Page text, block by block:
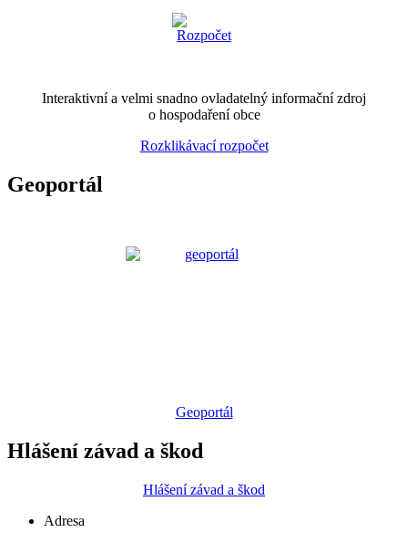
Interaktivní a velmi snadno ovladatelný informační zdroj
o hospodaření obce
Rozklikávací rozpočet
Geoportál
Geoportál
Hlášení závad a škod
Hlášení závad a škod
Adresa